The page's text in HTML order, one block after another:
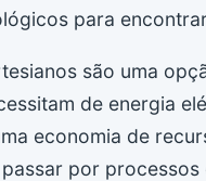
para
são uma
de energia
economia de
por